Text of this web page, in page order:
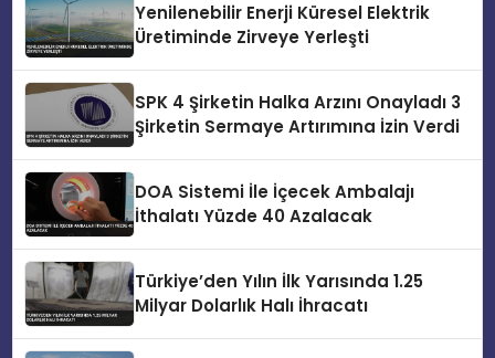
Yenilenebilir Enerji Küresel Elektrik
Üretiminde Zirveye Yerleşti
SPK 4 Şirketin Halka Arzını Onayladı 3
Şirketin Sermaye Artırımına İzin Verdi
DOA Sistemi İle İçecek Ambalajı
İthalatı Yüzde 40 Azalacak
Türkiye’den Yılın İlk Yarısında 1.25
Milyar Dolarlık Halı İhracatı